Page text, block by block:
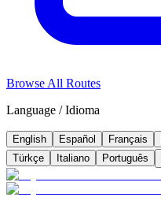
Browse All Routes
Language / Idioma
English Español Français
Türkçe
Italiano Português